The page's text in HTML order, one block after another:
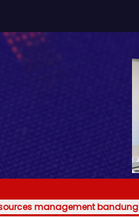
management bandung